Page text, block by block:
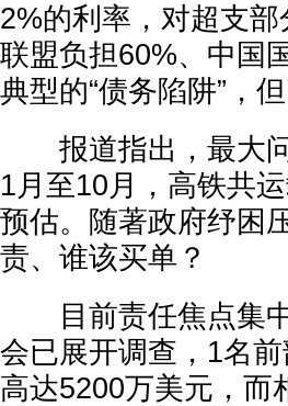
2%的利率，对超支
联盟负担60%、中国
典型的“债务陷阱”，
报道指出，最大问
1月至10月，高铁共
预估。随著政府纾困
责、谁该买单？
目前责任焦点集中
会已展开调查，1名
高达5200万美元，而